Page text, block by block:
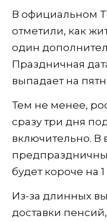
В официальном
отметили, как
один
Праздничная
выпадает на
Тем не менее,
сразу три дня
включительно. В
будет короче на 1
Из-за длинных
доставки